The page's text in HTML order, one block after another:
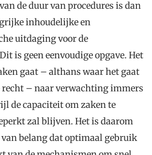
de duur van procedures is dan
inhoudelijke en
uitdaging voor de
is geen eenvoudige opgave. Het
gaat – althans waar het gaat
recht – naar verwachting immers
de capaciteit om zaken te
zal blijven. Het is daarom
belang dat optimaal gebruik